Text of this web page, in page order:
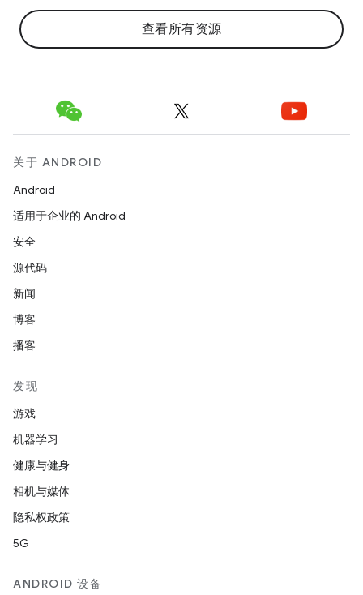
查看所有资源
关于 ANDROID
Android
适用于企业的 Android
安全
源代码
新闻
博客
播客
发现
游戏
机器学习
健康与健身
相机与媒体
隐私权政策
5G
ANDROID 设备